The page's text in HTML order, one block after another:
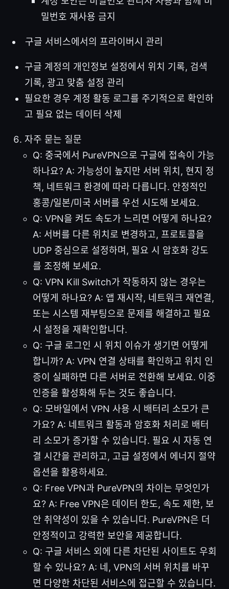
밀번호 재사용 금지
구글 서비스에서의 프라이버시 관리
구글 계정의 개인정보 설정에서 위치 기록, 검색
기록, 광고 맞춤 설정 관리
필요한 경우 계정 활동 로그를 주기적으로 확인하
고 필요 없는 데이터 삭제
자주 묻는 질문
Q: 중국에서 PureVPN으로 구글에 접속이 가능
하나요? A: 가능성이 높지만 서버 위치, 현지 정
책, 네트워크 환경에 따라 다릅니다. 안정적인
홍콩/일본/미국 서버를 우선 시도해 보세요.
Q: VPN을 켜도 속도가 느리면 어떻게 하나요?
A: 서버를 다른 위치로 변경하고, 프로토콜을
UDP 중심으로 설정하며, 필요 시 암호화 강도
를 조정해 보세요.
Q: VPN Kill Switch가 작동하지 않는 경우는
어떻게 하나요? A: 앱 재시작, 네트워크 재연결,
또는 시스템 재부팅으로 문제를 해결하고 필요
시 설정을 재확인합니다.
Q: 구글 로그인 시 위치 이슈가 생기면 어떻게
합니까? A: VPN 연결 상태를 확인하고 위치 인
증이 실패하면 다른 서버로 전환해 보세요. 이중
인증을 활성화해 두는 것도 좋습니다.
Q: 모바일에서 VPN 사용 시 배터리 소모가 큰
가요? A: 네트워크 활동과 암호화 처리로 배터
리 소모가 증가할 수 있습니다. 필요 시 자동 연
결 시간을 관리하고, 고급 설정에서 에너지 절약
옵션을 활용하세요.
Q: Free VPN과 PureVPN의 차이는 무엇인가
요? A: Free VPN은 데이터 한도, 속도 제한, 보
안 취약성이 있을 수 있습니다. PureVPN은 더
안정적이고 강력한 보안을 제공합니다.
Q: 구글 서비스 외에 다른 차단된 사이트도 우회
할 수 있나요? A: 네, VPN의 서버 위치를 바꾸
면 다양한 차단된 서비스에 접근할 수 있습니다.